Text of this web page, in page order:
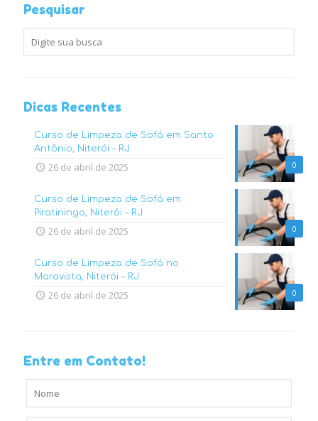
Pesquisar
Dicas Recentes
0
Curso de Limpeza de Sofá em Santo
Antônio, Niterói – RJ
26 de abril de 2025
0
Curso de Limpeza de Sofá em
Piratininga, Niterói – RJ
26 de abril de 2025
0
Curso de Limpeza de Sofá no
Maravista, Niterói – RJ
26 de abril de 2025
Entre em Contato!